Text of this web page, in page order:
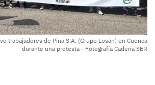
trabajadores de Pina S.A. (Grupo Losán) en Cuenca
durante una protesta - Fotografía Cadena SER